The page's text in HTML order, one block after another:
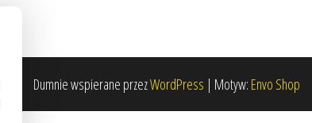
Dumnie wspierane przezWordPress | Motyw: Envo Shop